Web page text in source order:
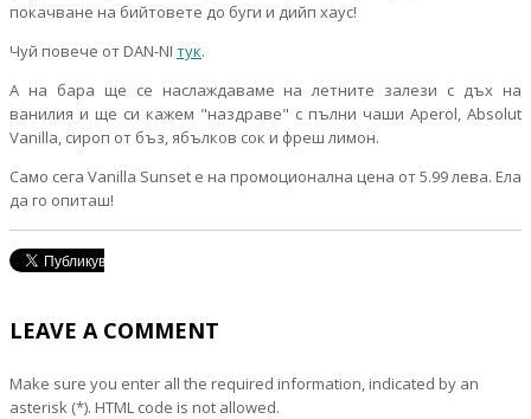
покачване на бийтовете до буги и дийп хаус!
Чуй повече от DAN-NI тук.
А на бара ще се наслаждаваме на летните залези с дъх на
ванилия и ще си кажем "наздраве" с пълни чаши Aperol, Absolut
Vanilla, сироп от бъз, ябълков сок и фреш лимон.
Само сега Vanilla Sunset е на промоционална цена от 5.99 лева. Ела
да го опиташ!
LEAVE A COMMENT
Make sure you enter all the required information, indicated by an
asterisk (*). HTML code is not allowed.